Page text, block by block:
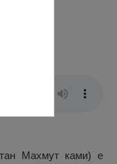
Махмут ками) е